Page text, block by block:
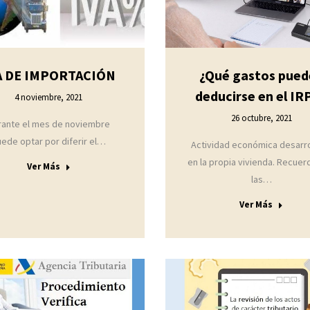
DE IMPORTACIÓN
4 noviembre, 2021
el mes de noviembre
optar por diferir el…
Ver Más
¿Qué gastos
deducirse en el
26 octubre, 2021
Actividad económica
en la propia vivienda.
las…
Ver Más